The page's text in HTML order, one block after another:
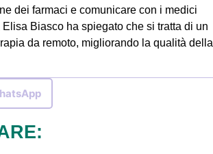
dei farmaci e comunicare con i medici
Biasco ha spiegato che si tratta di un
da remoto, migliorando la qualità della